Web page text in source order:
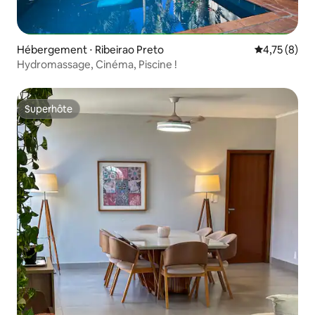
Hébergement ⋅ Ribeirao Preto Évaluation
4,75 (8)
Hydromassage, Cinéma, Piscine !
Superhôte
Superhôte